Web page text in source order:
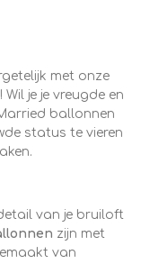
met onze
! Wil je je vreugde en
ballonnen
status te vieren
van je bruiloft
zijn met
van